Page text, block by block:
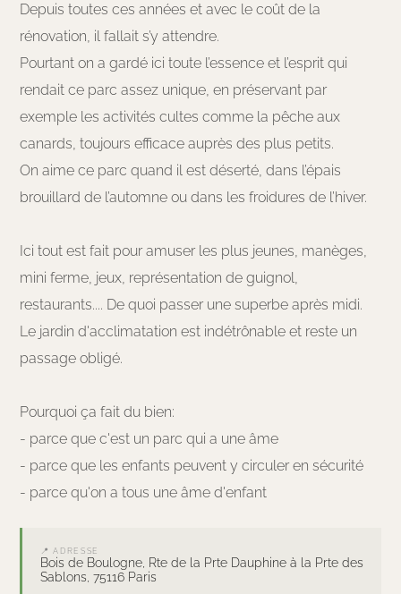
Depuis toutes ces années et avec le coût de la
rénovation, il fallait s’y attendre.
Pourtant on a gardé ici toute l’essence et l’esprit qui
rendait ce parc assez unique, en préservant par
exemple les activités cultes comme la pêche aux
canards, toujours efficace auprès des plus petits.
On aime ce parc quand il est déserté, dans l’épais
brouillard de l’automne ou dans les froidures de l’hiver.
Ici tout est fait pour amuser les plus jeunes, manèges,
mini ferme, jeux, représentation de guignol,
restaurants.... De quoi passer une superbe après midi.
Le jardin d'acclimatation est indétrônable et reste un
passage obligé.
Pourquoi ça fait du bien:
- parce que c'est un parc qui a une âme
- parce que les enfants peuvent y circuler en sécurité
- parce qu'on a tous une âme d'enfant
📍 ADRESSE
Bois de Boulogne, Rte de la Prte Dauphine à la Prte des
Sablons, 75116 Paris